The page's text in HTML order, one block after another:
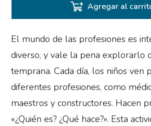
Agregar al
El mundo de las profesiones es
diverso, y vale la pena explorarlo
temprana. Cada día, los niños ven
diferentes profesiones, como
maestros y constructores. Hacen
«¿Quién es? ¿Qué hace?». Esta